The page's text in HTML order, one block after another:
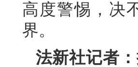
高度警惕，决
界。
法新社记者